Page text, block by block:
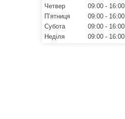
Четвер
09:00
16:00
Пʼятниця
09:00
16:00
Субота
09:00
16:00
Неділя
09:00 16:00